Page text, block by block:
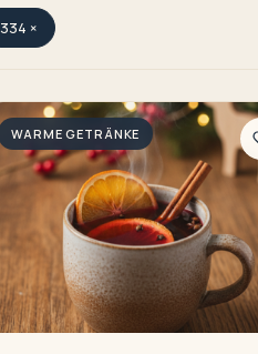
334 ×
WARME GETRÄNKE